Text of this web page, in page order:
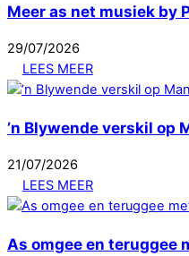
Meer as net musiek by
29/07/2026
LEES MEER
’n Blywende verskil op
21/07/2026
LEES MEER
As omgee en teruggee